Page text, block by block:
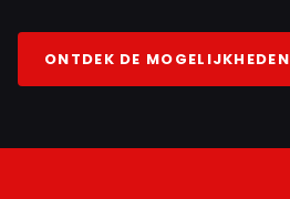
ONTDEK DE MOGELIJKHEDEN